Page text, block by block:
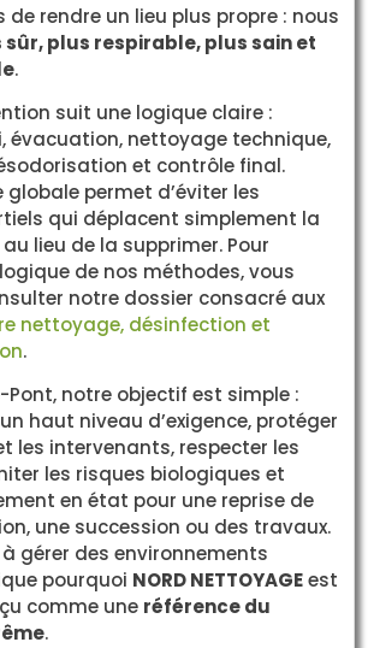
rendre un lieu plus propre : nous
sûr, plus respirable, plus sain et
.
suit une logique claire :
évacuation, nettoyage technique,
et contrôle final.
permet d’éviter les
qui déplacent simplement la
lieu de la supprimer. Pour
de nos méthodes, vous
notre dossier consacré aux
nettoyage, désinfection et
.
notre objectif est simple :
haut niveau d’exigence, protéger
les intervenants, respecter les
les risques biologiques et
en état pour une reprise de
une succession ou des travaux.
gérer des environnements
pourquoi NORD NETTOYAGEest
comme une référence du
.